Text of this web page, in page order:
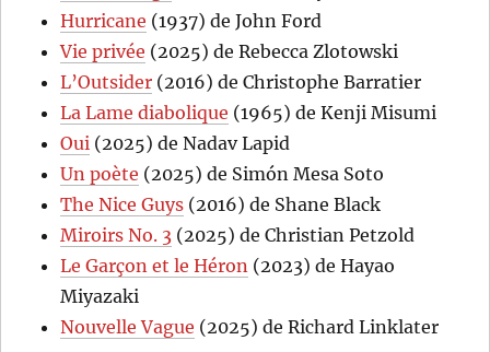
Hurricane (1937) de John Ford
Vie privée (2025) de Rebecca Zlotowski
L’Outsider (2016) de Christophe Barratier
La Lame diabolique (1965) de Kenji Misumi
Oui (2025) de Nadav Lapid
Un poète (2025) de Simón Mesa Soto
The Nice Guys (2016) de Shane Black
Miroirs No. 3 (2025) de Christian Petzold
Le Garçon et le Héron (2023) de Hayao
Miyazaki
Nouvelle Vague (2025) de Richard Linklater